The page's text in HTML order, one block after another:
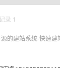
录 1
建站系统-快速建